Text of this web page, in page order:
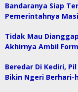
Bandaranya Siap
Pemerintahnya
Tidak Mau Dianggap
Akhirnya Ambil
Beredar Di Kediri,
Bikin Ngeri Berhari-